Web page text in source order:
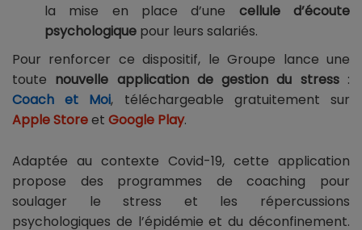
la mise en place d’une cellule d’écoute
psychologique pour leurs salariés.
Pour renforcer ce dispositif, le Groupe lance une
toute nouvelle application de gestion du stress:
Coach et Moi, téléchargeable gratuitement sur
Apple Storeet Google Play.
Adaptée au contexte Covid-19, cette application
propose des programmes de coaching pour
soulager le stress et les répercussions
psychologiques de l’épidémie et du déconfinement.